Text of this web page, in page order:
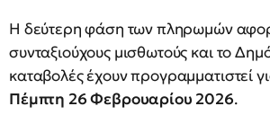
Η δεύτερη φάση των πληρωμών
συνταξιούχους μισθωτούς και το
καταβολές έχουν προγραμματιστεί
Πέμπτη 26 Φεβρουαρίου 2026.